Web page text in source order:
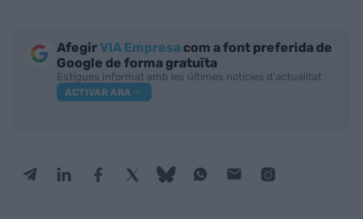
AfegirVIA Empresa com a font preferida de
Google de forma gratuïta
Estigues informat amb les últimes notícies d'actualitat
ACTIVAR ARA